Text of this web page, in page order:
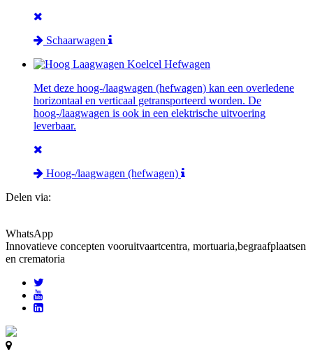
Schaarwagen
Met deze hoog-/laagwagen (hefwagen) kan een overledene
horizontaal en verticaal getransporteerd worden. De
hoog-/laagwagen is ook in een elektrische uitvoering
leverbaar.
Hoog-/laagwagen (hefwagen)
Delen via:
WhatsApp
Innovatieve concepten vooruitvaartcentra, mortuaria,begraafplaatsen
en crematoria